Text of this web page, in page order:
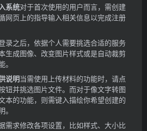
系统对于首次使用的用户而言，需创建
网页上的指导输入相关信息以完成注册
录之后，依据个人需要挑选合适的服务
生成图像、改变图片样式或是自动裁剪
。
说明当需使用上传材料的功能时，请点
钮并挑选图片文件。而对于像文字转图
本的功能，则需键入描绘你希望创建的
。
需求修改各项设置，比如样式、大小比